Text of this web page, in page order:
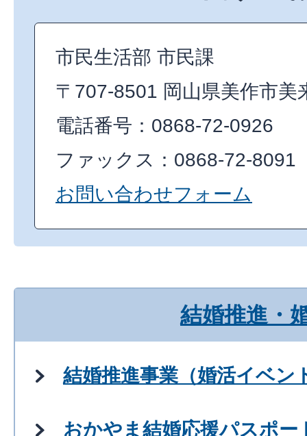
市民生活部 市民課
〒707-8501 岡山県美作市美
電話番号：0868-72-0926
ファックス：0868-72-8091
お問い合わせフォーム
結婚推進・
結婚推進事業（婚活イベン
おかやま結婚応援パスポー